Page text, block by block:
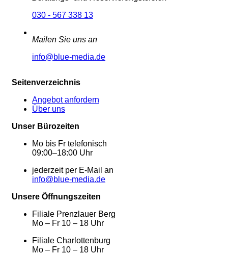
030 - 567 338 13
Mailen Sie uns an
info@blue-media.de
Seitenverzeichnis
Angebot anfordern
Über uns
Unser Bürozeiten
Mo bis Fr telefonisch
09:00–18:00 Uhr
jederzeit per E-Mail an
info@blue-media.de
Unsere Öffnungszeiten
Filiale Prenzlauer Berg
Mo – Fr 10 – 18 Uhr
Filiale Charlottenburg
Mo – Fr 10 – 18 Uhr